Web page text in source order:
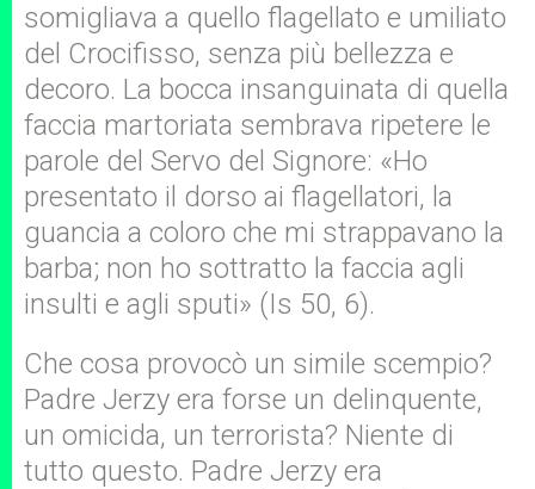
somigliava a quello flagellato e umiliato
del Crocifisso, senza più bellezza e
decoro. La bocca insanguinata di quella
faccia martoriata sembrava ripetere le
parole del Servo del Signore: «Ho
presentato il dorso ai flagellatori, la
guancia a coloro che mi strappavano la
barba; non ho sottratto la faccia agli
insulti e agli sputi» (Is 50, 6).
Che cosa provocò un simile scempio?
Padre Jerzy era forse un delinquente,
un omicida, un terrorista? Niente di
tutto questo. Padre Jerzy era